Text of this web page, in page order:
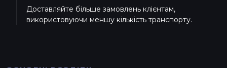
Доставляйте більше замовлень клієнтам,
використовуючи меншу кількість транспорту.